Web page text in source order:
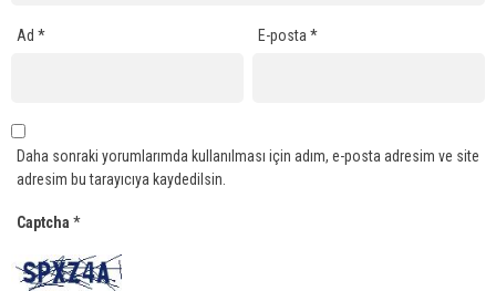
Ad * E-posta*
Daha sonraki yorumlarımda kullanılması için adım, e-posta adresim ve site
adresim bu tarayıcıya kaydedilsin.
Captcha *